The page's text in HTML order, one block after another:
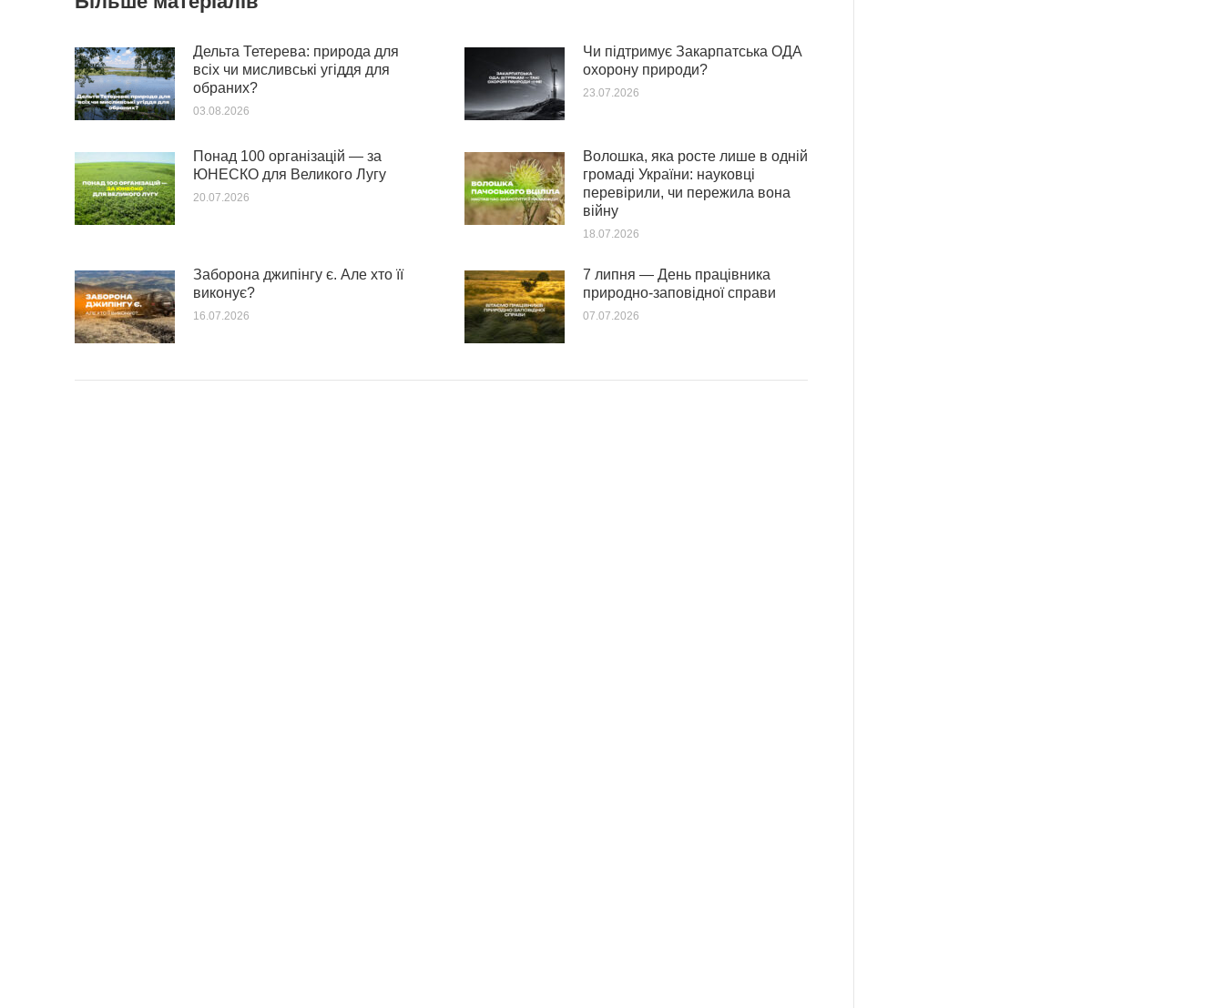
Дельта Тетерева: природа для
всіх чи мисливські угіддя для
обраних?
03.08.2026
Чи підтримує Закарпатська ОДА
охорону природи?
23.07.2026
Понад 100 організацій — за
ЮНЕСКО для Великого Лугу
20.07.2026
Волошка, яка росте лише в одній
громаді України: науковці
перевірили, чи пережила вона
війну
18.07.2026
Заборона джипінгу є. Але хто її
виконує?
16.07.2026
7 липня — День працівника
природно-заповідної справи
07.07.2026